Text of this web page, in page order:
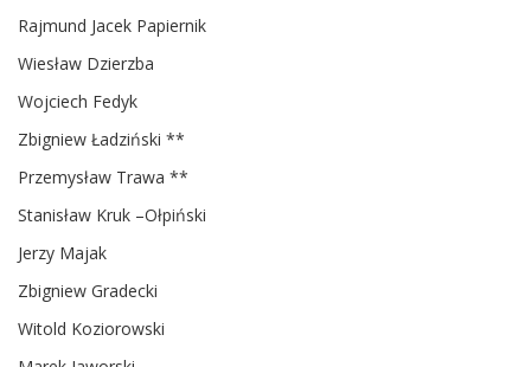
Rajmund Jacek Papiernik
Wiesław Dzierzba
Wojciech Fedyk
Zbigniew Ładziński **
Przemysław Trawa **
Stanisław Kruk –Ołpiński
Jerzy Majak
Zbigniew Gradecki
Witold Koziorowski